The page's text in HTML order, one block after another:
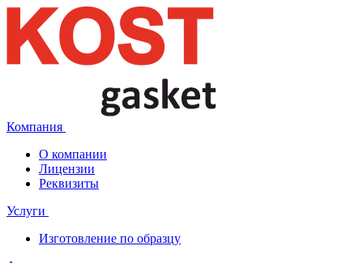
Компания
О компании
Лицензии
Реквизиты
Услуги
Изготовление по образцу